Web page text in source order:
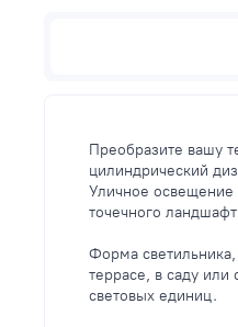
Преобразите вашу
цилиндрический
Уличное освещение
точечного
Форма
террасе, в саду
световых единиц.